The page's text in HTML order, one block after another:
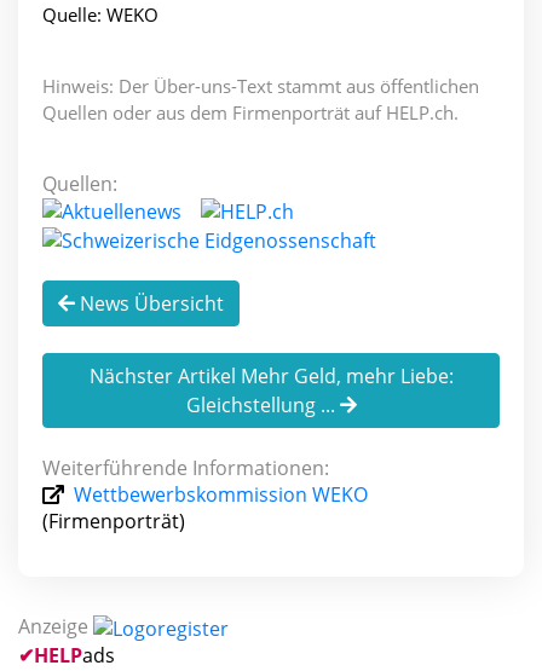
Quelle: WEKO
Hinweis: Der Über-uns-Text stammt aus öffentlichen
Quellen oder aus dem Firmenporträt auf HELP.ch.
Quellen:
News Übersicht
Nächster Artikel Mehr Geld, mehr Liebe:
Gleichstellung ...
Weiterführende Informationen:
Wettbewerbskommission WEKO
(Firmenporträt)
Anzeige
✔HELPads